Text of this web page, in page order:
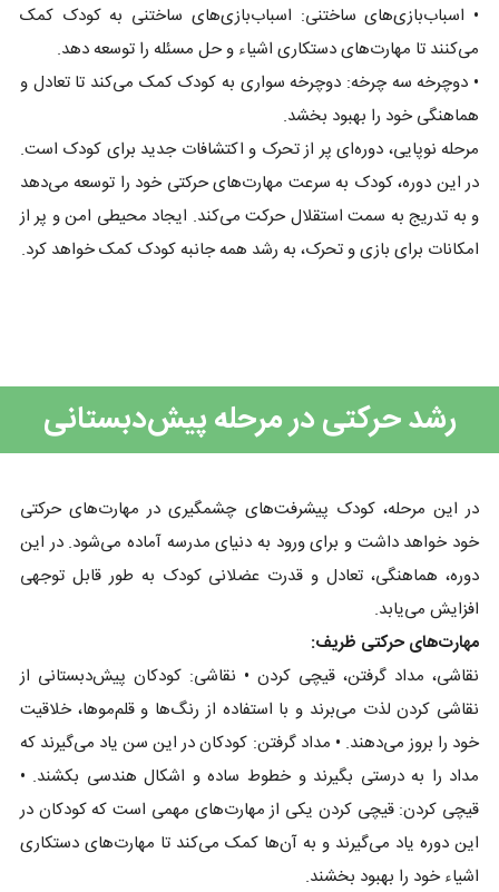
• اسباب‌بازی‌های ساختنی: اسباب‌بازی‌های ساختنی به کودک کمک
می‌کنند تا مهارت‌های دستکاری اشیاء و حل مسئله را توسعه دهد.
• دوچرخه سه چرخه: دوچرخه سواری به کودک کمک می‌کند تا تعادل و
هماهنگی خود را بهبود بخشد.
مرحله نوپایی، دوره‌ای پر از تحرک و اکتشافات جدید برای کودک است.
در این دوره، کودک به سرعت مهارت‌های حرکتی خود را توسعه می‌دهد
و به تدریج به سمت استقلال حرکت می‌کند. ایجاد محیطی امن و پر از
امکانات برای بازی و تحرک، به رشد همه جانبه کودک کمک خواهد کرد.
رشد حرکتی در مرحله پیش‌دبستانی
در این مرحله، کودک پیشرفت‌های چشمگیری در مهارت‌های حرکتی
خود خواهد داشت و برای ورود به دنیای مدرسه آماده می‌شود. در این
دوره، هماهنگی، تعادل و قدرت عضلانی کودک به طور قابل توجهی
افزایش می‌یابد.
مهارت‌های حرکتی ظریف:
نقاشی، مداد گرفتن، قیچی کردن • نقاشی: کودکان پیش‌دبستانی از
نقاشی کردن لذت می‌برند و با استفاده از رنگ‌ها و قلم‌موها، خلاقیت
خود را بروز می‌دهند. • مداد گرفتن: کودکان در این سن یاد می‌گیرند که
مداد را به درستی بگیرند و خطوط ساده و اشکال هندسی بکشند. •
قیچی کردن: قیچی کردن یکی از مهارت‌های مهمی است که کودکان در
این دوره یاد می‌گیرند و به آن‌ها کمک می‌کند تا مهارت‌های دستکاری
اشیاء خود را بهبود بخشند.